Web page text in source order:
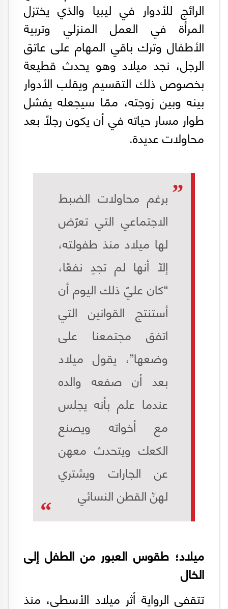
الرائج للأدوار في ليبيا والذي يختزل
المرأة في العمل المنزلي وتربية
الأطفال وترك باقي المهام على عاتق
الرجل، نجد ميلاد وهو يحدث قطيعة
بخصوص ذلك التقسيم ويقلب الأدوار
بينه وبين زوجته، ممّا سيجعله يفشل
طوار مسار حياته في أن يكون رجلًا بعد
محاولات عديدة.
برغم محاولات الضبط
الاجتماعي التي تعرّض
لها ميلاد منذ طفولته،
إلّا أنها لم تجدِ نفعًا،
“كان عليّ ذلك اليوم أن
أستنتج القوانين التي
اتفق مجتمعنا على
وضعها”، يقول ميلاد
بعد أن صفعه والده
عندما علم بأنه يجلس
مع أخواته ويصنع
الكعك ويتحدث معهن
عن الجارات ويشتري
لهنّ القطن النسائي
ميلاد؛ طقوس العبور من الطفل إلى
الخال
تتقفى الرواية أثر ميلاد الأسطى، منذ